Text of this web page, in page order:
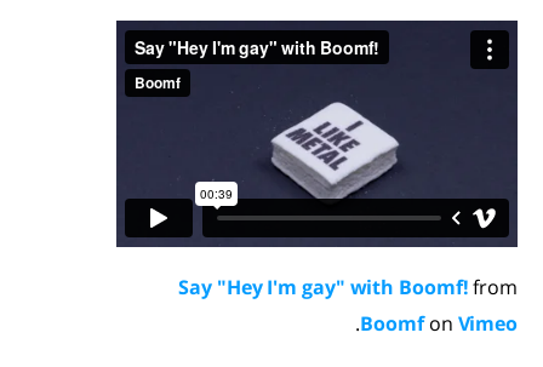
Say "Hey I'm gay" with Boomf!from
Boomfon Vimeo
.